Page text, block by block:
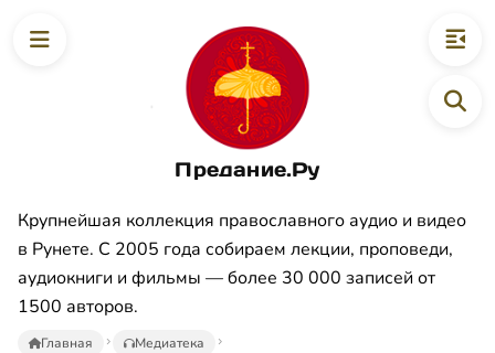
Предание.Ру
Крупнейшая коллекция православного аудио и видео
в Рунете. С 2005 года собираем лекции, проповеди,
аудиокниги и фильмы — более 30 000 записей от
1500 авторов.
Главная
Медиатека